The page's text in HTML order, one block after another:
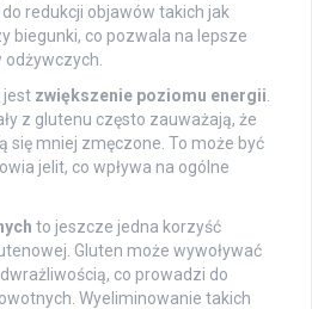
redukcji objawów takich jak
biegunki, co pozwala na lepsze
jest zwiększenie poziomu energii
z glutenu często zauważają, że
się mniej zmęczone. To może być
jelit, co wpływa na ogólne
to jeszcze jedna korzyść
Gluten może wywoływać
co prowadzi do
Wyeliminowanie takich